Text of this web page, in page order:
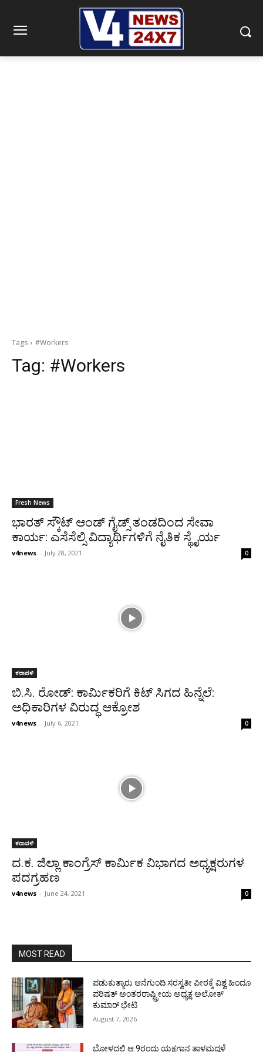
Tags #Workers
Tag: #Workers
Fresh News
ಭಾರತ್ ಸ್ಕೌಟ್ ಆಂಡ್ ಗೈಡ್ಸ್ ತಂಡದಿಂದ ಸೇವಾ
ಕಾರ್ಯ: ಎಸೆಸೆಲ್ಸಿ ವಿದ್ಯಾರ್ಥಿಗಳಿಗೆ ನೈತಿಕ ಸ್ಥೈರ್ಯ
v4news - July 28, 2021 0
ಕರಾವಳಿ
ಬಿ.ಸಿ. ರೋಡ್: ಕಾರ್ಮಿಕರಿಗೆ ಕಿಟ್ ಸಿಗದ ಹಿನ್ನೆಲೆ:
ಅಧಿಕಾರಿಗಳ ವಿರುದ್ಧ ಆಕ್ರೋಶ
v4news - July 6, 2021 0
ಕರಾವಳಿ
ದ.ಕ. ಜಿಲ್ಲಾ ಕಾಂಗ್ರೆಸ್ ಕಾರ್ಮಿಕ ವಿಭಾಗದ ಅಧ್ಯಕ್ಷರುಗಳ
ಪದಗ್ರಹಣ
v4news - June 24, 2021 0
MOST READ
ಪಡುಕುತ್ಯಾರು ಆನೆಗುಂದಿ ಸರಸ್ವತೀ ಪೀಠಕ್ಕೆ ವಿಶ್ವ ಹಿಂದೂ
ಪರಿಷತ್ ಅಂತರರಾಷ್ಟ್ರೀಯ ಅಧ್ಯಕ್ಷ ಅಲೋಕ್
ಕುಮಾರ್ ಭೇಟಿ
August 7, 2026
ಬೋಳದಲ್ಲಿ ಆ.9ರಂದು ಯಕ್ಷಗಾನ ತಾಳಮದ್ದಳೆ